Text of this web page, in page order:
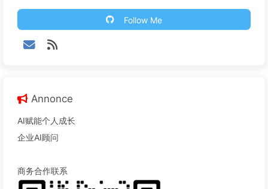
Follow Me
Annonce
AI赋能个人成长
企业AI顾问
商务合作联系